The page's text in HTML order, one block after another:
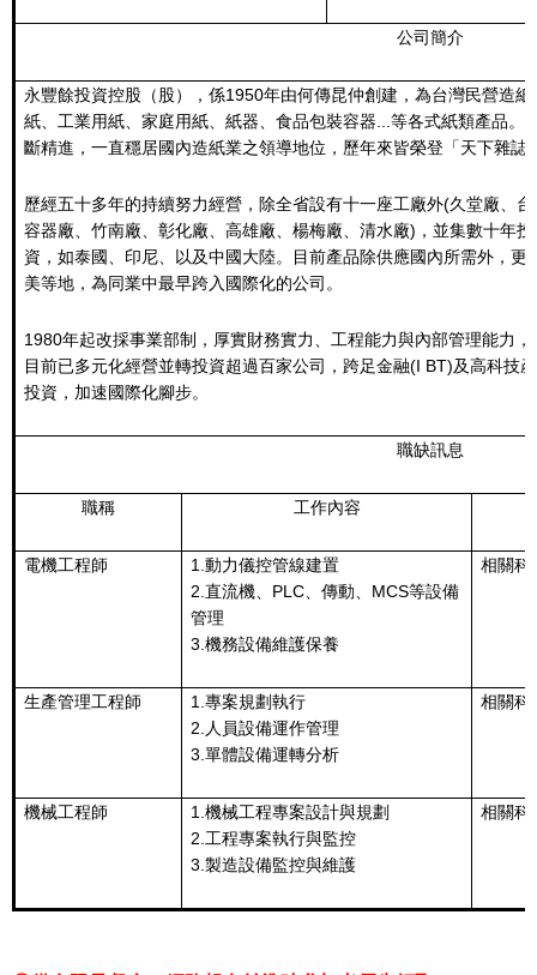
公司簡介
永豐餘投資控股（股），係1950年由何傳昆仲創建，為台灣民營造
紙、工業用紙、家庭用紙、紙器、食品包裝容器...等各式紙類產品。
斷精進，一直穩居國內造紙業之領導地位，歷年來皆榮登「天下雜誌
歷經五十多年的持續努力經營，除全省設有十一座工廠外(久堂廠、
容器廠、竹南廠、彰化廠、高雄廠、楊梅廠、清水廠)，並集數十年
資，如泰國、印尼、以及中國大陸。目前產品除供應國內所需外，
美等地，為同業中最早跨入國際化的公司。
1980年起改採事業部制，厚實財務實力、工程能力與內部管理能力
目前已多元化經營並轉投資超過百家公司，跨足金融(I BT)及高科技
投資，加速國際化腳步。
職缺訊息
職稱 工作內容
電機工程師
1.動力儀控管線建置
2.直流機、PLC、傳動、MCS等設備
管理
3.機務設備維護保養
相關科
生產管理工程師
1.專案規劃執行
2.人員設備運作管理
3.單體設備運轉分析
相關科
機械工程師
1.機械工程專案設計與規劃
2.工程專案執行與監控
3.製造設備監控與維護
相關科